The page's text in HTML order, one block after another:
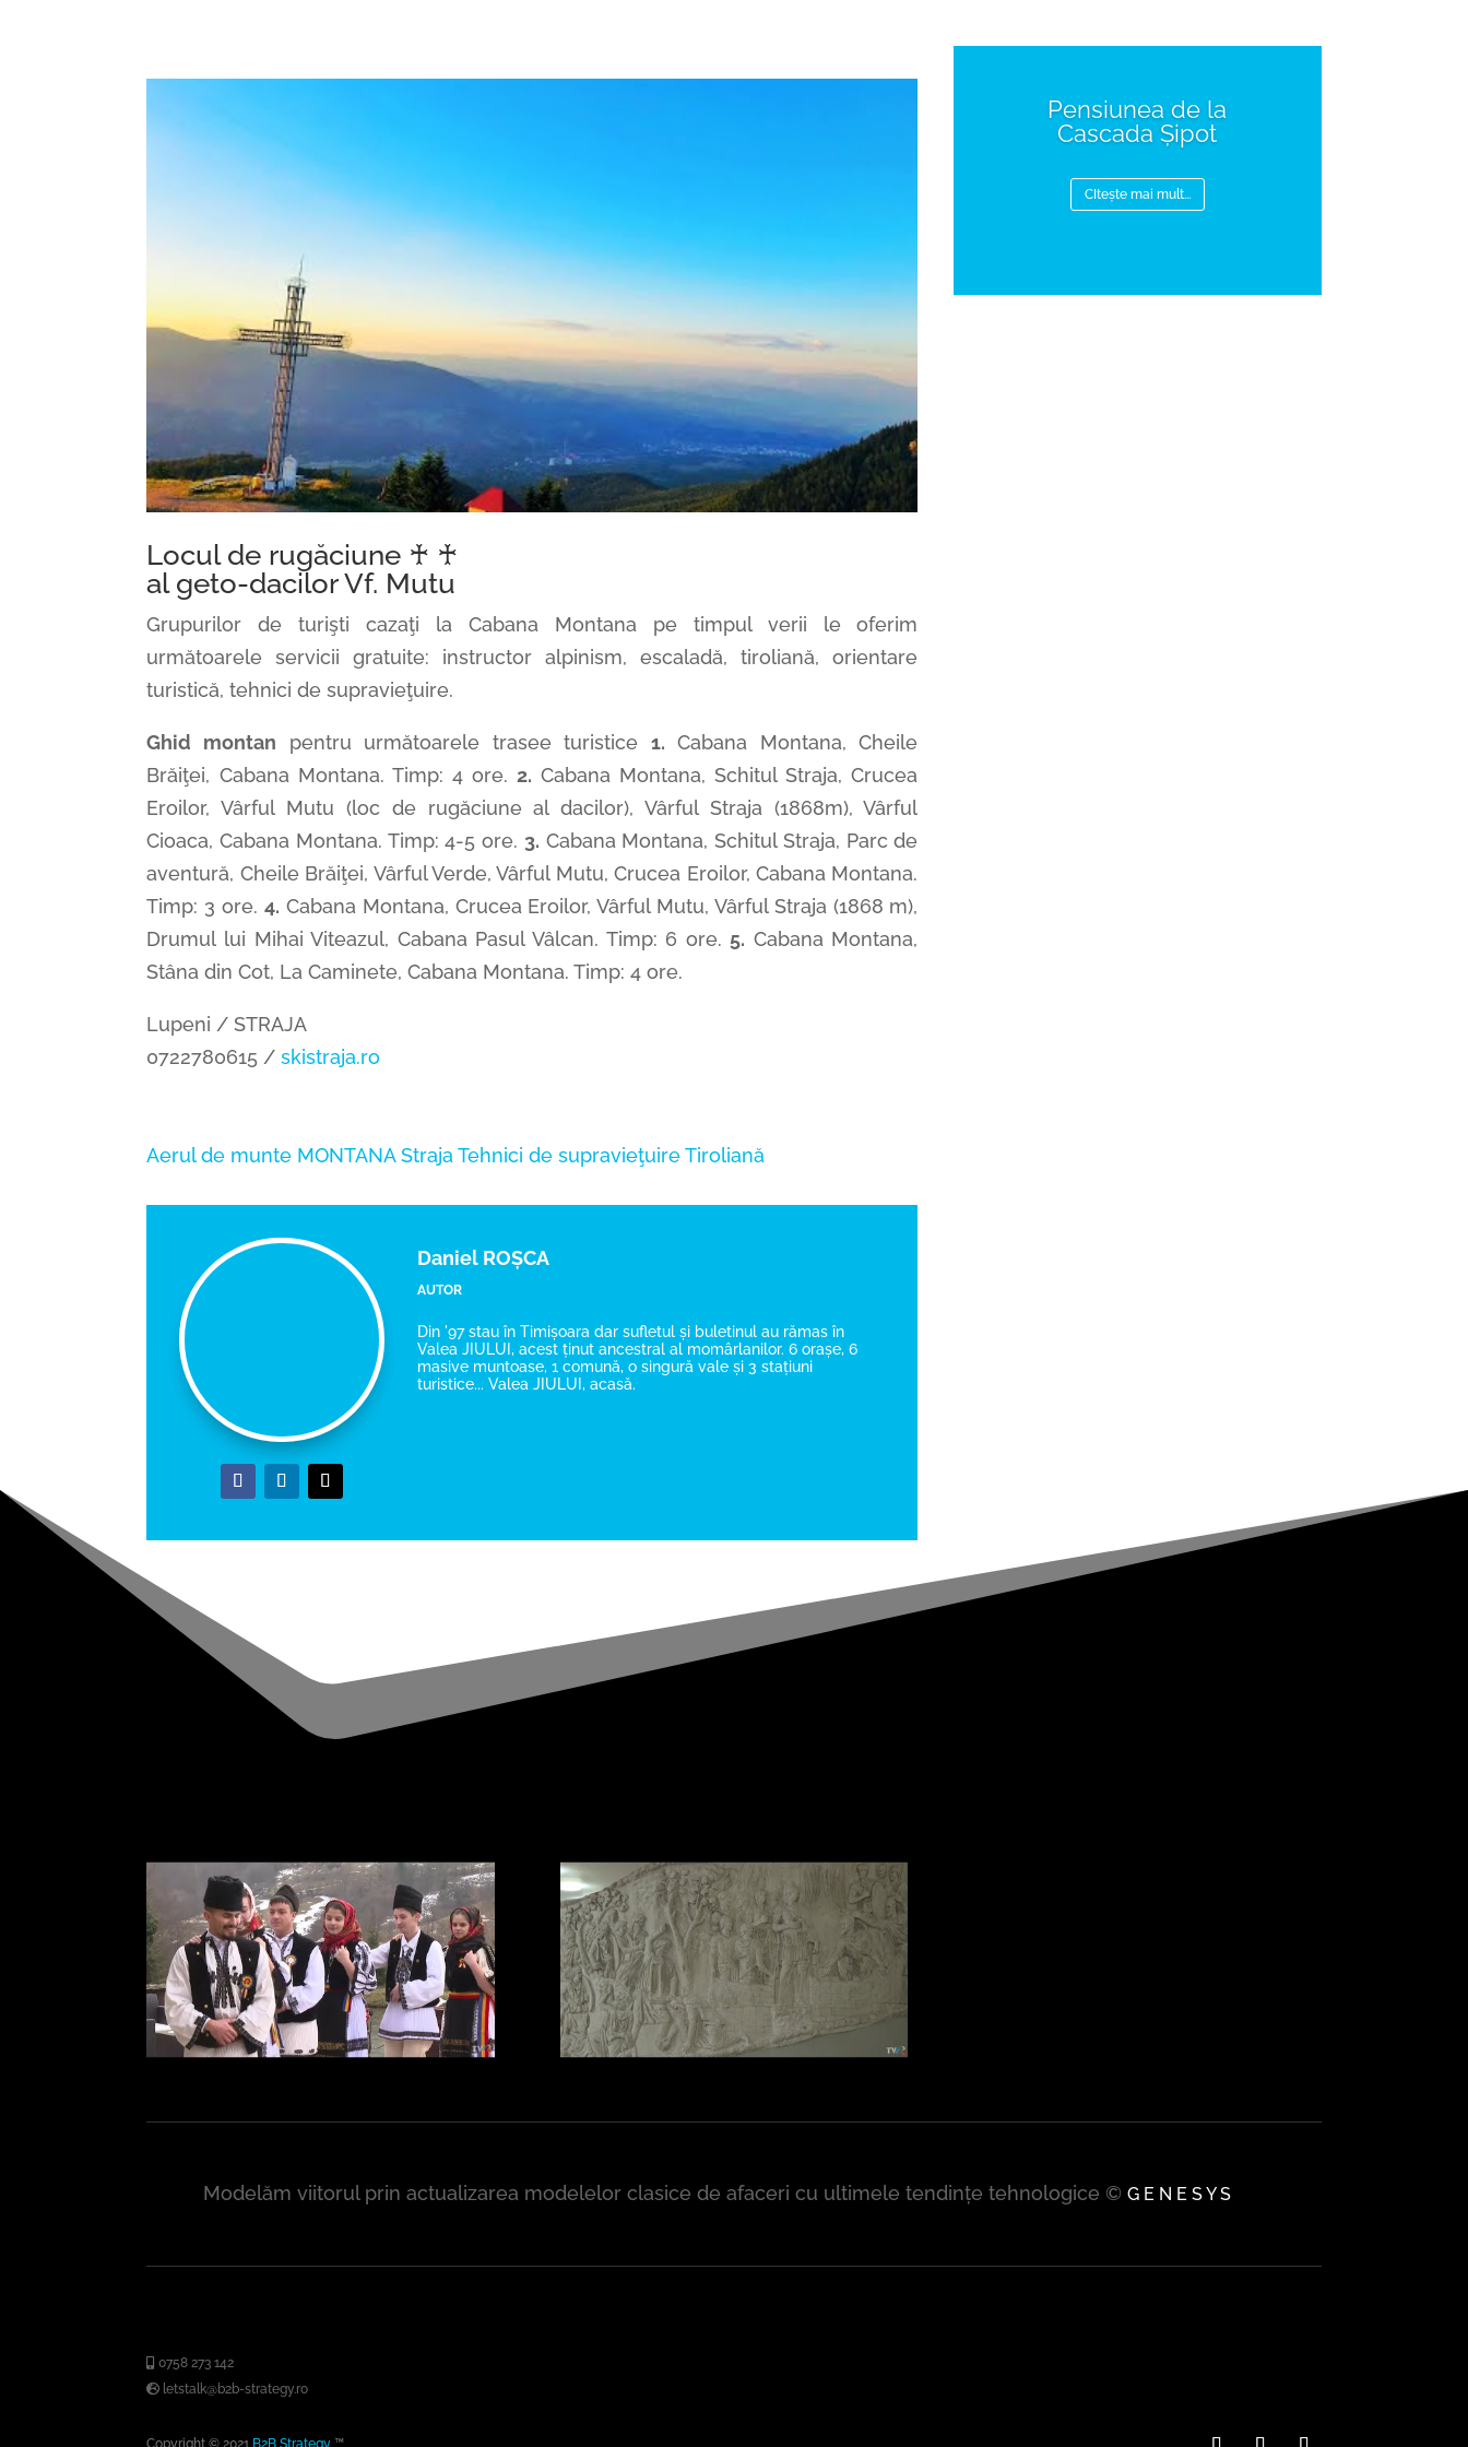
Locul de rugăciune ♰ ♰
al geto-dacilor Vf. Mutu
Grupurilor de turişti cazaţi la Cabana Montana pe timpul verii le oferim
următoarele servicii gratuite: instructor alpinism, escaladă, tiroliană, orientare
turistică, tehnici de supravieţuire.
Ghid montan pentru următoarele trasee turistice 1. Cabana Montana, Cheile
Brăiţei, Cabana Montana. Timp: 4 ore. 2. Cabana Montana, Schitul Straja, Crucea
Eroilor, Vârful Mutu (loc de rugăciune al dacilor), Vârful Straja (1868m), Vârful
Cioaca, Cabana Montana. Timp: 4-5 ore. 3. Cabana Montana, Schitul Straja, Parc de
aventură, Cheile Brăiţei, Vârful Verde, Vârful Mutu, Crucea Eroilor, Cabana Montana.
Timp: 3 ore. 4. Cabana Montana, Crucea Eroilor, Vârful Mutu, Vârful Straja (1868 m),
Drumul lui Mihai Viteazul, Cabana Pasul Vâlcan. Timp: 6 ore. 5. Cabana Montana,
Stâna din Cot, La Caminete, Cabana Montana. Timp: 4 ore.
Lupeni / STRAJA
0722780615 /skistraja.ro
Aerul de munte MONTANA Straja Tehnici de supravieţuire Tiroliană
Daniel ROȘCA
AUTOR
Din '97 stau în Timișoara dar sufletul și buletinul au rămas în
Valea JIULUI, acest ținut ancestral al momârlanilor. 6 orașe, 6
masive muntoase, 1 comună, o singură vale și 3 stațiuni
turistice... Valea JIULUI, acasă.
Pensiunea de la
Cascada Șipot
CItește mai mult...
Modelăm viitorul prin actualizarea modelelor clasice de afaceri cu ultimele tendințe tehnologice © G E N E S Y S
0758 273 142
letstalk@b2b-strategy.ro
Copyright © 2021 B2B Strategy ™